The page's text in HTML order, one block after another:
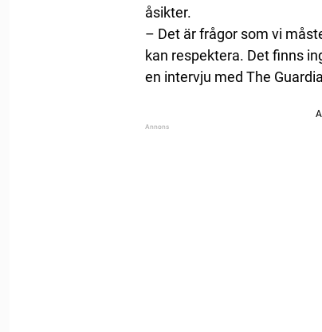
åsikter.
– Det är frågor som vi
kan respektera. Det finns
en intervju med The